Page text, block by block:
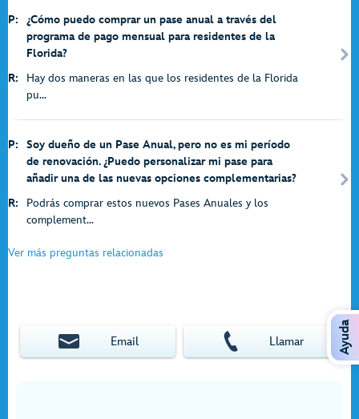
P:
¿Cómo puedo comprar un pase anual a través del
programa de pago mensual para residentes de la
Florida?
R:
Hay dos maneras en las que los residentes de la Florida
pu...
P:
Soy dueño de un Pase Anual, pero no es mi período
de renovación. ¿Puedo personalizar mi pase para
añadir una de las nuevas opciones complementarias?
R:
Podrás comprar estos nuevos Pases Anuales y los
complement...
Ver más preguntas relacionadas
Email Llamar Ayuda